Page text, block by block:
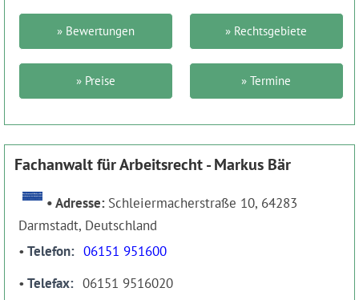
» Bewertungen » Rechtsgebiete
» Preise » Termine
Fachanwalt für Arbeitsrecht - Markus Bär
Adresse: Schleiermacherstraße 10, 64283
Darmstadt, Deutschland
Telefon
06151 951600
Telefax
06151 9516020